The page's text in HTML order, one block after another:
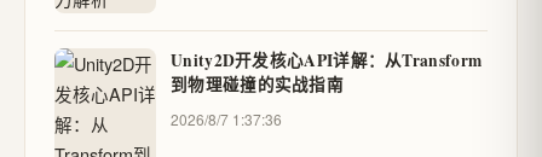
Unity2D开发核心API详解：从Transform
到物理碰撞的实战指南
2026/8/7 1:37:36